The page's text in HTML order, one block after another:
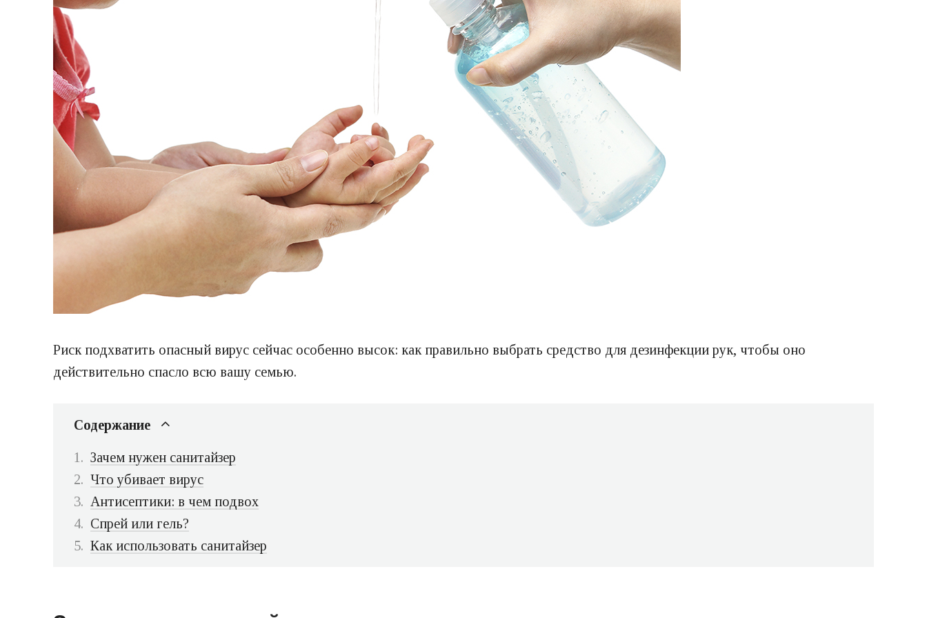
Риск подхватить опасный вирус сейчас особенно высок: как правильно выбрать средство для дезинфекции рук, чтобы оно
действительно спасло всю вашу семью.
Содержание
Зачем нужен санитайзер
Что убивает вирус
Антисептики: в чем подвох
Спрей или гель?
Как использовать санитайзер